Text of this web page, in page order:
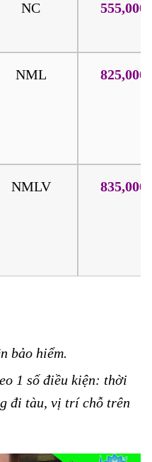
NC 555,000
NML 825,000
NMLV 835,000
bảo hiểm.
1 số điều kiện: thời
đi tàu, vị trí chỗ trên